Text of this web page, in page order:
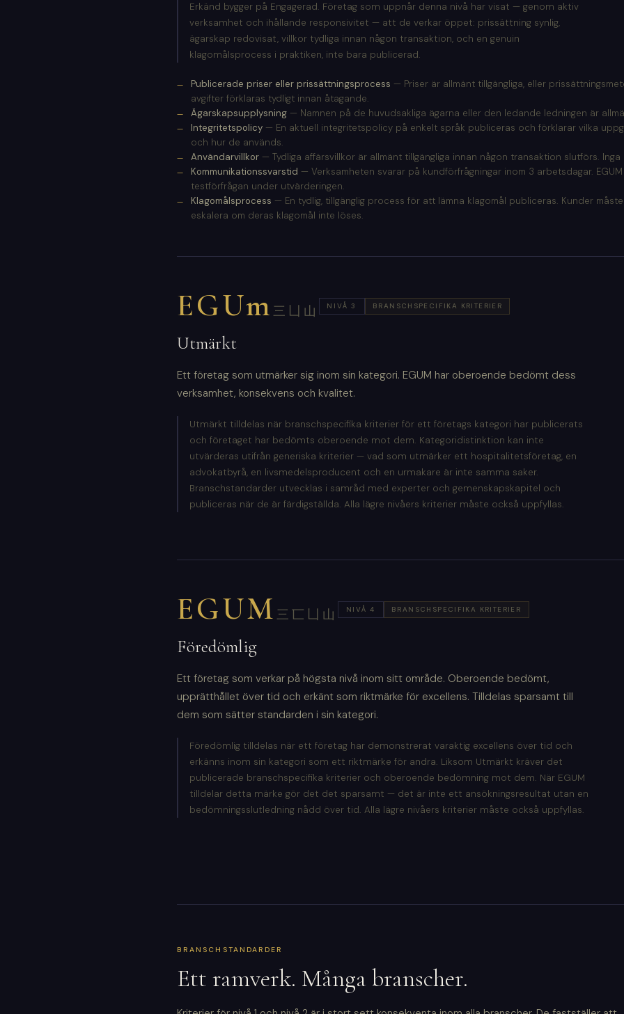
Erkänd bygger på Engagerad. Företag som uppnår denna nivå har visat — genom aktiv
verksamhet och ihållande responsivitet — att de verkar öppet: prissättning synlig,
ägarskap redovisat, villkor tydliga innan någon transaktion, och en genuin
klagomålsprocess i praktiken, inte bara publicerad.
Publicerade priser eller prissättningsprocess — Priser är allmänt tillgängliga, eller
avgifter förklaras tydligt innan åtagande.
Ägarskapsupplysning — Namnen på de huvudsakliga ägarna eller den ledande ledningen är
Integritetspolicy — En aktuell integritetspolicy på enkelt språk publiceras och förklarar vilka
och hur de används.
Användarvillkor — Tydliga affärsvillkor är allmänt tillgängliga innan någon transaktion slutförs.
Kommunikationssvarstid — Verksamheten svarar på kundförfrågningar inom 3 arbetsdagar.
testförfrågan under utvärderingen.
Klagomålsprocess — En tydlig, tillgänglig process för att lämna klagomål publiceras. Kunder
eskalera om deras klagomål inte löses.
EGUm 三凵山 NIVÅ 3 BRANSCHSPECIFIKA KRITERIER
Utmärkt
Ett företag som utmärker sig inom sin kategori. EGUM har oberoende bedömt dess
verksamhet, konsekvens och kvalitet.
Utmärkt tilldelas när branschspecifika kriterier för ett företags kategori har publicerats
och företaget har bedömts oberoende mot dem. Kategoridistinktion kan inte
utvärderas utifrån generiska kriterier — vad som utmärker ett hospitalitetsföretag, en
advokatbyrå, en livsmedelsproducent och en urmakare är inte samma saker.
Branschstandarder utvecklas i samråd med experter och gemenskapskapitel och
publiceras när de är färdigställda. Alla lägre nivåers kriterier måste också uppfyllas.
EGUM 三匸凵山 NIVÅ 4 BRANSCHSPECIFIKA KRITERIER
Föredömlig
Ett företag som verkar på högsta nivå inom sitt område. Oberoende bedömt,
upprätthållet över tid och erkänt som riktmärke för excellens. Tilldelas sparsamt till
dem som sätter standarden i sin kategori.
Föredömlig tilldelas när ett företag har demonstrerat varaktig excellens över tid och
erkänns inom sin kategori som ett riktmärke för andra. Liksom Utmärkt kräver det
publicerade branschspecifika kriterier och oberoende bedömning mot dem. När EGUM
tilldelar detta märke gör det det sparsamt — det är inte ett ansökningsresultat utan en
bedömningsslutledning nådd över tid. Alla lägre nivåers kriterier måste också uppfyllas.
BRANSCHSTANDARDER
Ett ramverk. Många branscher.